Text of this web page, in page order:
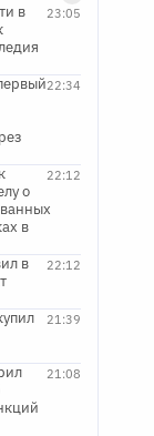
23:05
в
22:34
22:12
о
в
22:12
в
21:39
21:08